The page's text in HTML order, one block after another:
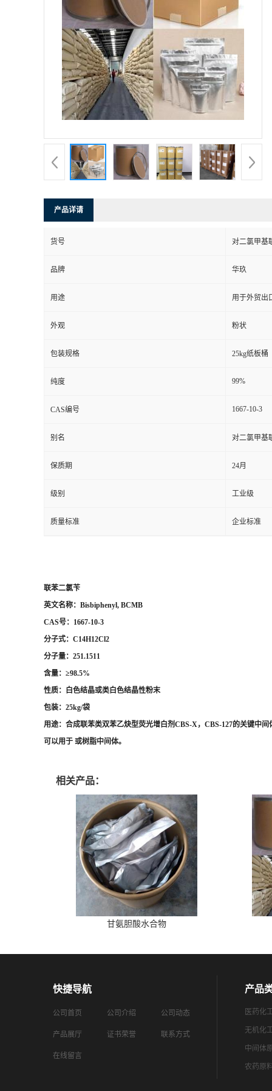
产品详请
货号 对二氯甲基
品牌 华玖
用途 用于外贸出
外观 粉状
包装规格 25kg纸板桶
纯度 99%
CAS编号 1667-10-3
别名 对二氯甲基
保质期 24月
级别 工业级
质量标准 企业标准
联苯二氯苄
英文名称：Bisbiphenyl, BCMB
CAS号：1667-10-3
分子式：C14H12Cl2
分子量：251.1511
含量：≥98.5%
性质：白色结晶或类白色结晶性粉末
包装：25kg/袋
用途：合成联苯类双苯乙炔型荧光增白剂CBS-X，CBS-127的关键中间
可以用于 或树脂中间体。
相关产品：
甘氨胆酸水合物
快捷导航
公司首页 公司介绍 公司动态
产品展厅 证书荣誉 联系方式
在线留言
产品
医药化
无机化
中间体
农药原